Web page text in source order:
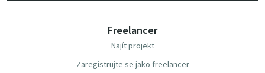
Freelancer
Najít projekt
Zaregistrujte se jako freelancer